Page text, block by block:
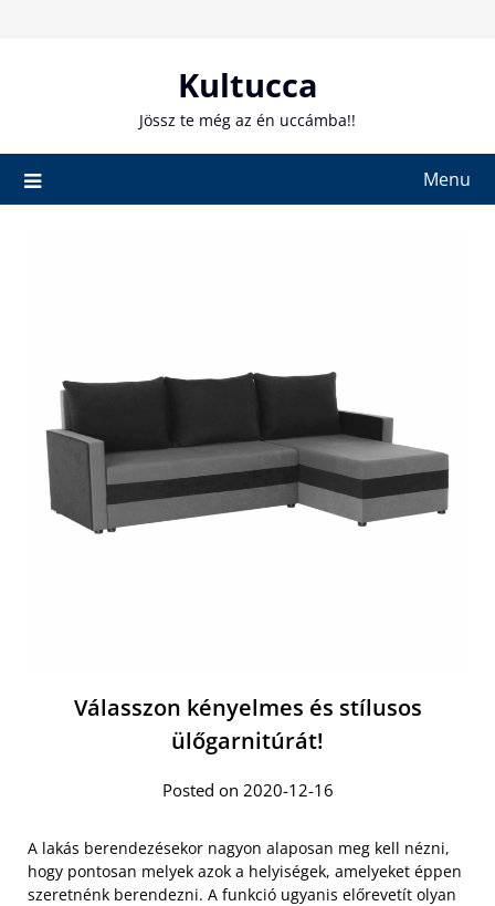
Kultucca
Jössz te még az én uccámba!!
Menu
Válasszon kényelmes és stílusos
ülőgarnitúrát!
Posted on 2020-12-16
A lakás berendezésekor nagyon alaposan meg kell nézni,
hogy pontosan melyek azok a helyiségek, amelyeket éppen
szeretnénk berendezni. A funkció ugyanis előrevetít olyan